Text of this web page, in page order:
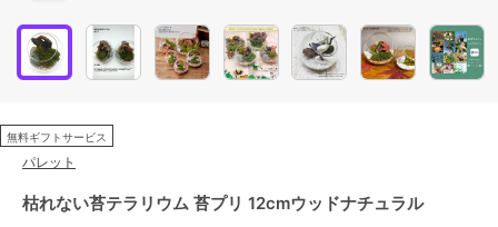
無料ギフトサービス
パレット
枯れない苔テラリウム 苔プリ 12cmウッドナチュラル